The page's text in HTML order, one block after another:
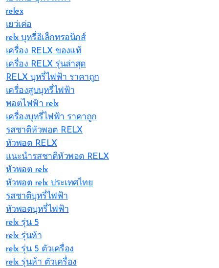
relex
เยว่เค่อ
relx บุหรี่อิเล็กทรอนิกส์
เครื่อง RELX ของแท้
เครื่อง RELX รุ่นล่าสุด
RELX บุหรี่ไฟฟ้า ราคาถูก
เครื่องสูบบุหรี่ไฟฟ้า
พอตไฟฟ้า relx
เครื่องบุหรี่ไฟฟ้า ราคาถูก
รสชาติหัวพอต RELX
หัวพอต RELX
แนะนำรสชาติหัวพอต RELX
หัวพอต relx
หัวพอต relx ประเทศไทย
รสชาติบุหรี่ไฟฟ้า
หัวพอตบุหรี่ไฟฟ้า
relx รุ่น 5
relx รุ่นห้า
relx รุ่น 5 ตัวเครื่อง
relx รุ่นห้า ตัวเครื่อง